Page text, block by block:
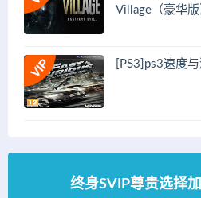
Village（豪华版
[PS3]ps3速度
终身SVIP尊贵选择